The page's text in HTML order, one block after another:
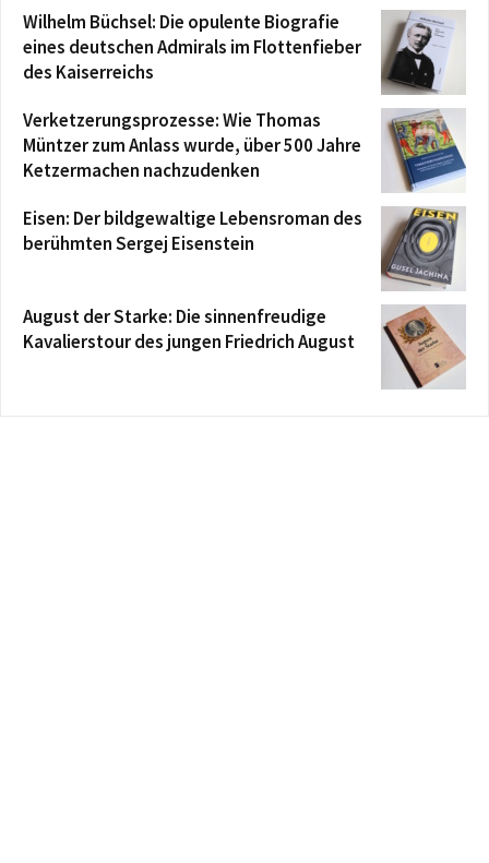
Wilhelm Büchsel: Die opulente Biografie
eines deutschen Admirals im Flottenfieber
des Kaiserreichs
Verketzerungsprozesse: Wie Thomas
Müntzer zum Anlass wurde, über 500 Jahre
Ketzermachen nachzudenken
Eisen: Der bildgewaltige Lebensroman des
berühmten Sergej Eisenstein
August der Starke: Die sinnenfreudige
Kavalierstour des jungen Friedrich August